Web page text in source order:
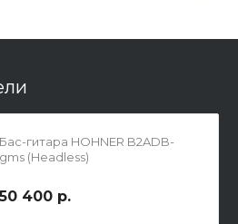
Бас-гитара HOHNER B2ADB-
gms (Headless)
50 400 р.